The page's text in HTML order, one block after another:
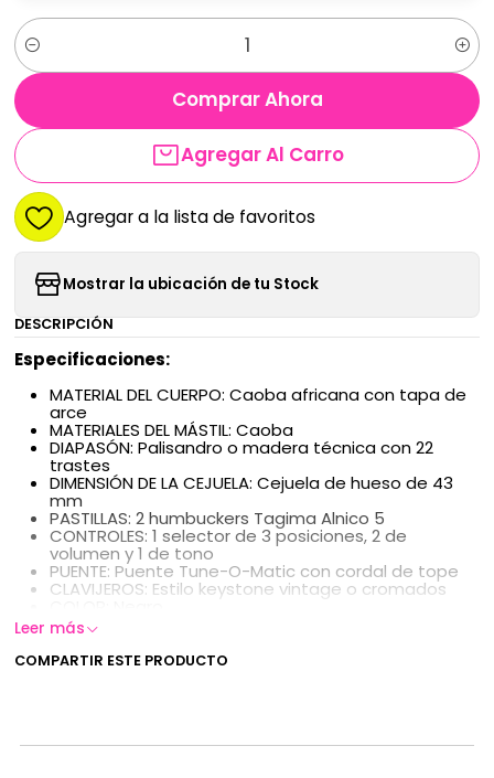
Cantidad
Agregar Al Carro
Comprar Ahora
Agregar a la lista de favoritos
Mostrar la ubicación de tu Stock
DESCRIPCIÓN
Especificaciones:
MATERIAL DEL CUERPO: Caoba africana con tapa de
arce
MATERIALES DEL MÁSTIL: Caoba
DIAPASÓN: Palisandro o madera técnica con 22
trastes
DIMENSIÓN DE LA CEJUELA: Cejuela de hueso de 43
mm
PASTILLAS: 2 humbuckers Tagima Alnico 5
CONTROLES: 1 selector de 3 posiciones, 2 de
volumen y 1 de tono
PUENTE: Puente Tune-O-Matic con cordal de tope
CLAVIJEROS: Estilo keystone vintage o cromados
El precio incluye estuche rígido.
Leer más
COMPARTIR ESTE PRODUCTO